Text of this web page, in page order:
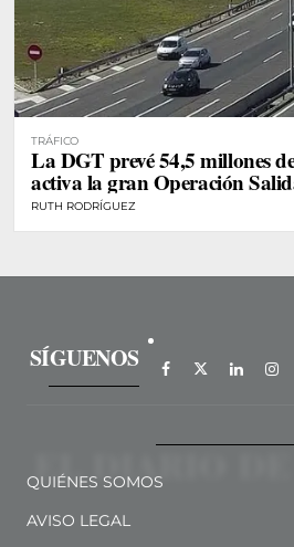
TRÁFICO
La DGT prevé 54,5 millones
activa la gran Operación
RUTH RODRÍGUEZ
SÍGUENOS
QUIÉNES SOMOS
AVISO LEGAL